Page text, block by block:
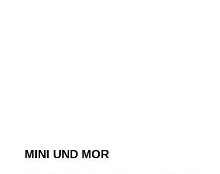
MINI UND MOR